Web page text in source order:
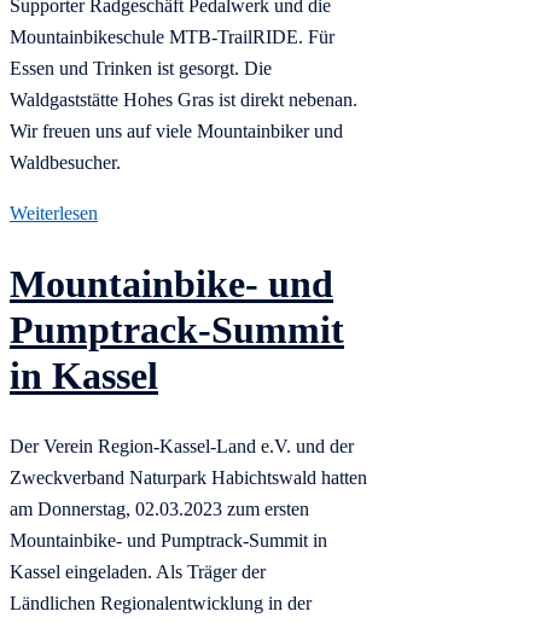
Supporter Radgeschäft Pedalwerk und die
Mountainbikeschule MTB-TrailRIDE. Für
Essen und Trinken ist gesorgt. Die
Waldgaststätte Hohes Gras ist direkt nebenan.
Wir freuen uns auf viele Mountainbiker und
Waldbesucher.
Weiterlesen
Mountainbike- und
Pumptrack-Summit
in Kassel
Der Verein Region-Kassel-Land e.V. und der
Zweckverband Naturpark Habichtswald hatten
am Donnerstag, 02.03.2023 zum ersten
Mountainbike- und Pumptrack-Summit in
Kassel eingeladen. Als Träger der
Ländlichen Regionalentwicklung in der